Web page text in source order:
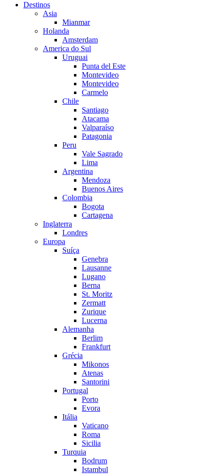
Destinos
Asia
Mianmar
Holanda
Amsterdam
America do Sul
Uruguai
Punta del Este
Montevideo
Montevideo
Carmelo
Chile
Santiago
Atacama
Valparaíso
Patagonia
Peru
Vale Sagrado
Lima
Argentina
Mendoza
Buenos Aires
Colombia
Bogota
Cartagena
Inglaterra
Londres
Europa
Suíça
Genebra
Lausanne
Lugano
Berna
St. Moritz
Zermatt
Zurique
Lucerna
Alemanha
Berlim
Frankfurt
Grécia
Mikonos
Atenas
Santorini
Portugal
Porto
Evora
Itália
Vaticano
Roma
Sicilia
Turquia
Bodrum
Istambul